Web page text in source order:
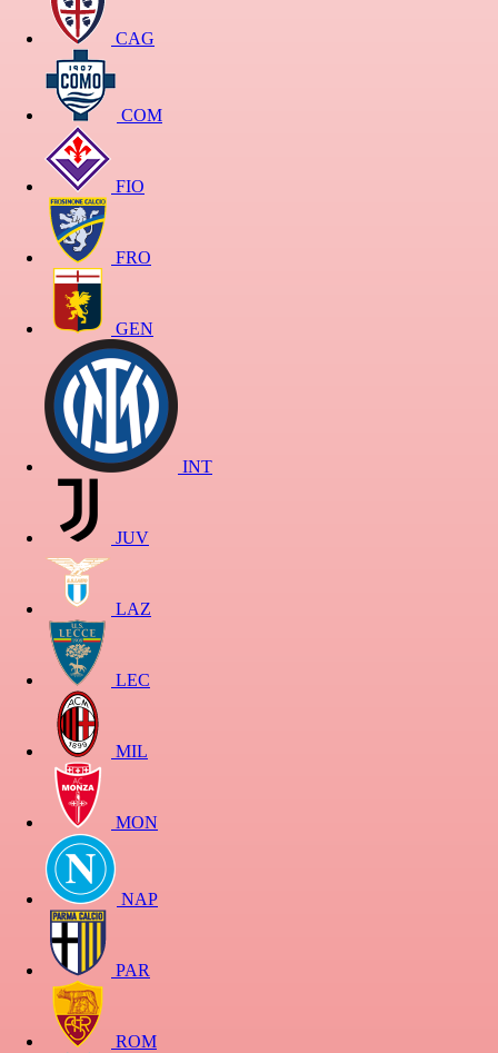
CAG
COM
FIO
FRO
GEN
INT
JUV
LAZ
LEC
MIL
MON
NAP
PAR
ROM